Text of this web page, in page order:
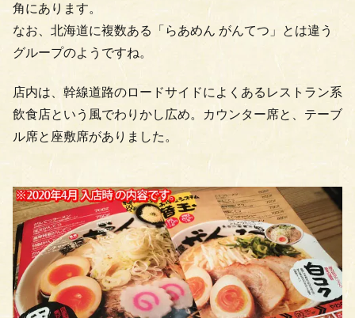
角にあります。
なお、北海道に複数ある「らあめん がんてつ」とは違う
グループのようですね。
店内は、幹線道路のロードサイドによくあるレストラン系
飲食店という風でわりかし広め。カウンター席と、テーブ
ル席と座敷席がありました。